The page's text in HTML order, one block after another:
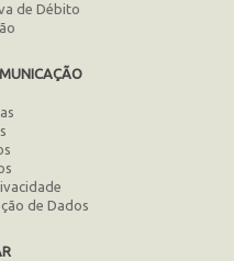
de Débito
de Dados